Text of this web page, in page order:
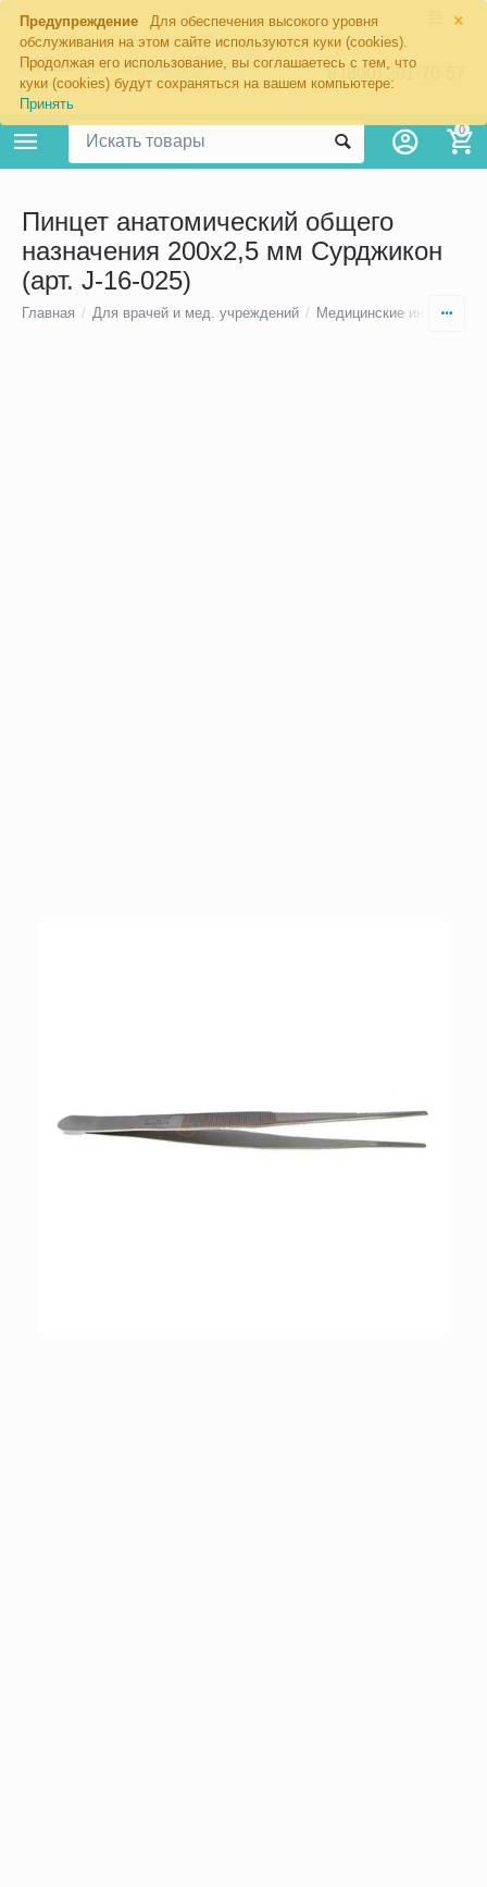
×
Предупреждение
Для обеспечения высокого уровня
обслуживания на этом сайте используются куки (cookies).
Продолжая его использование, вы соглашаетесь с тем, что
куки (cookies) будут сохраняться на вашем компьютере:
Принять
8 (800) 201-70-57
0
Пинцет анатомический общего
назначения 200х2,5 мм Сурджикон
(арт. J-16-025)
Главная / Для врачей и мед. учреждений / Медицинские